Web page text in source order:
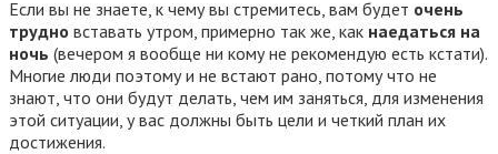
Если вы не знаете, к чему вы стремитесь, вам будет очень
трудно вставать утром, примерно так же, как наедаться на
ночь (вечером я вообще ни кому не рекомендую есть кстати).
Многие люди поэтому и не встают рано, потому что не
знают, что они будут делать, чем им заняться, для изменения
этой ситуации, у вас должны быть цели и четкий план их
достижения.